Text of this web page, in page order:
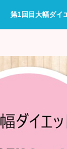
第1回目大幅ダイ